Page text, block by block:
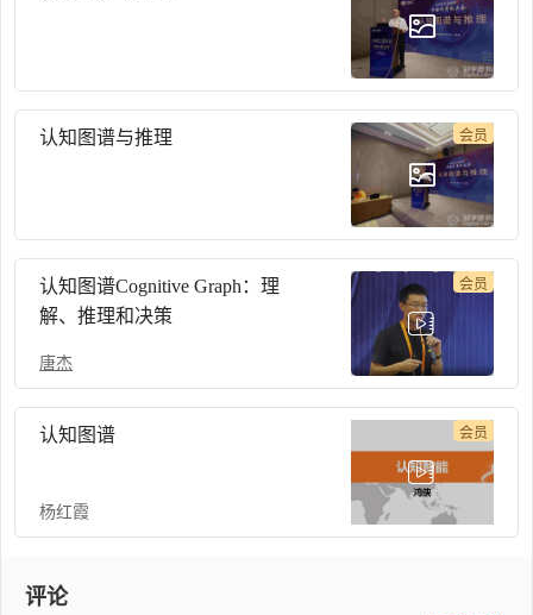
认知图谱与推理 会员
认知图谱Cognitive Graph：理
解、推理和决策
唐杰
会员
认知图谱
杨红霞
会员
评论